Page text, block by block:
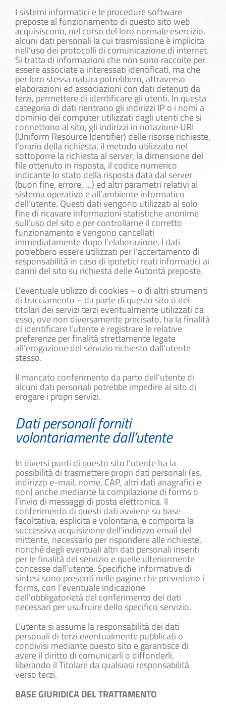
I sistemi informatici e le procedure software
preposte al funzionamento di questo sito web
acquisiscono, nel corso del loro normale esercizio,
alcuni dati personali la cui trasmissione è implicita
nell’uso dei protocolli di comunicazione di internet.
Si tratta di informazioni che non sono raccolte per
essere associate a interessati identificati, ma che
per loro stessa natura potrebbero, attraverso
elaborazioni ed associazioni con dati detenuti da
terzi, permettere di identificare gli utenti. In questa
categoria di dati rientrano gli indirizzi IP o i nomi a
dominio dei computer utilizzati dagli utenti che si
connettono al sito, gli indirizzi in notazione URI
(Uniform Resource Identifier) delle risorse richieste,
l’orario della richiesta, il metodo utilizzato nel
sottoporre la richiesta al server, la dimensione del
file ottenuto in risposta, il codice numerico
indicante lo stato della risposta data dal server
(buon fine, errore, …) ed altri parametri relativi al
sistema operativo e all’ambiente informatico
dell’utente. Questi dati vengono utilizzati al solo
fine di ricavare informazioni statistiche anonime
sull’uso del sito e per controllarne il corretto
funzionamento e vengono cancellati
immediatamente dopo l’elaborazione. I dati
potrebbero essere utilizzati per l’accertamento di
responsabilità in caso di ipotetici reati informatici ai
danni del sito su richiesta delle Autorità preposte.
L’eventuale utilizzo di cookies – o di altri strumenti
di tracciamento – da parte di questo sito o dei
titolari dei servizi terzi eventualmente utilizzati da
esso, ove non diversamente precisato, ha la finalità
di identificare l’utente e registrare le relative
preferenze per finalità strettamente legate
all’erogazione del servizio richiesto dall’utente
stesso.
Il mancato conferimento da parte dell’utente di
alcuni dati personali potrebbe impedire al sito di
erogare i propri servizi.
Dati personali forniti
volontariamente dall’utente
In diversi punti di questo sito l’utente ha la
possibilità di trasmettere propri dati personali (es.
indirizzo e-mail, nome, CAP, altri dati anagrafici e
non) anche mediante la compilazione di forms o
l’invio di messaggi di posta elettronica. Il
conferimento di questi dati avviene su base
facoltativa, esplicita e volontaria, e comporta la
successiva acquisizione dell’indirizzo email del
mittente, necessario per rispondere alle richieste,
nonché degli eventuali altri dati personali inseriti
per le finalità del servizio e quelle ulteriormente
concesse dall’utente. Specifiche informative di
sintesi sono presenti nelle pagine che prevedono i
forms, con l’eventuale indicazione
dell’obbligatorietà del conferimento dei dati
necessari per usufruire dello specifico servizio.
L’utente si assume la responsabilità dei dati
personali di terzi eventualmente pubblicati o
condivisi mediante questo sito e garantisce di
avere il diritto di comunicarli o diffonderli,
liberando il Titolare da qualsiasi responsabilità
verso terzi.
BASE GIURIDICA DEL TRATTAMENTO